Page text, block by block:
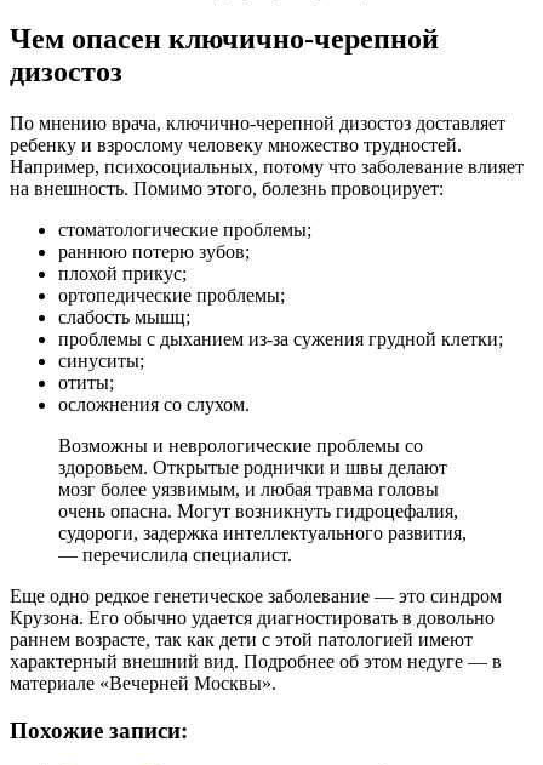
Чем опасен ключично-черепной
дизостоз
По мнению врача, ключично-черепной дизостоз доставляет
ребенку и взрослому человеку множество трудностей.
Например, психосоциальных, потому что заболевание влияет
на внешность. Помимо этого, болезнь провоцирует:
стоматологические проблемы;
раннюю потерю зубов;
плохой прикус;
ортопедические проблемы;
слабость мышц;
проблемы с дыханием из-за сужения грудной клетки;
синуситы;
отиты;
осложнения со слухом.
Возможны и неврологические проблемы со
здоровьем. Открытые роднички и швы делают
мозг более уязвимым, и любая травма головы
очень опасна. Могут возникнуть гидроцефалия,
судороги, задержка интеллектуального развития,
— перечислила специалист.
Еще одно редкое генетическое заболевание — это синдром
Крузона. Его обычно удается диагностировать в довольно
раннем возрасте, так как дети с этой патологией имеют
характерный внешний вид. Подробнее об этом недуге — в
материале «Вечерней Москвы».
Похожие записи: